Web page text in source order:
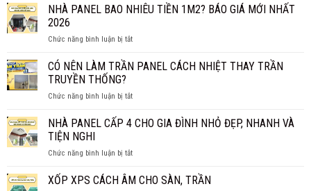
PANEL
GIÁ
NHIÊU
GIÁ
TIẾT
NHÀ PANEL BAO NHIÊU TIỀN 1M2? BÁO GIÁ MỚI NHẤT
2026
Chức năng bình luận bị tắtở
PANEL
TIỀN
BÁO
NHẤT
CÓ NÊN LÀM TRẦN PANEL CÁCH NHIỆT THAY TRẦN
TRUYỀN THỐNG?
Chức năng bình luận bị tắtở
NÊN
PANEL
NHIỆT
NHÀ PANEL CẤP 4 CHO GIA ĐÌNH NHỎ ĐẸP, NHANH VÀ
TIỆN NGHI
Chức năng bình luận bị tắtở
PANEL
XỐP XPS CÁCH ÂM CHO SÀN, TRẦN